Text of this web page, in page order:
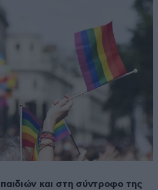
και στη σύντροφο της